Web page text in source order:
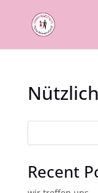
Recent